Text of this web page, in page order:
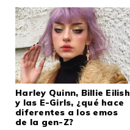
Harley Quinn, Billie Eilish
y las E-Girls, ¿qué hace
diferentes a los emos
de la gen-Z?